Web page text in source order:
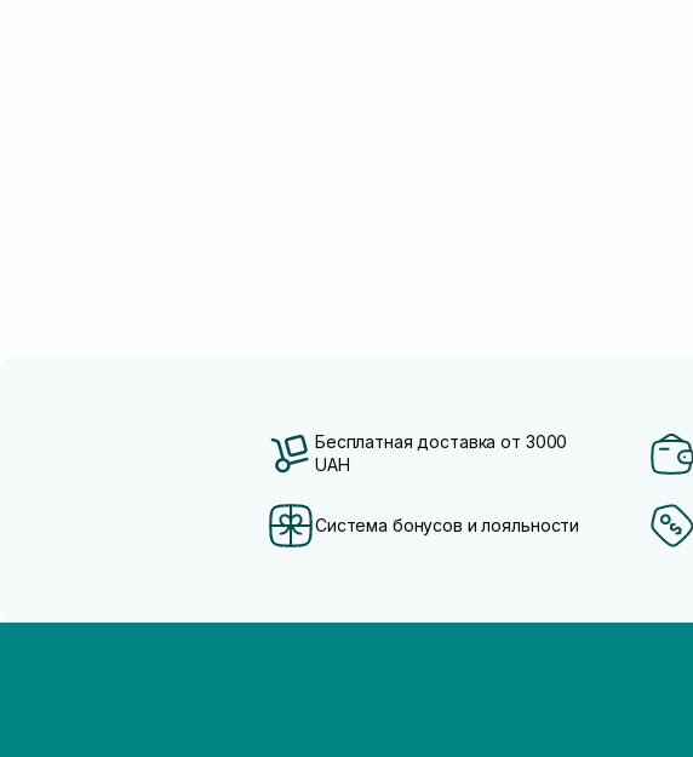
Бесплатная доставка от 3000
UAH
Система бонусов и лояльности